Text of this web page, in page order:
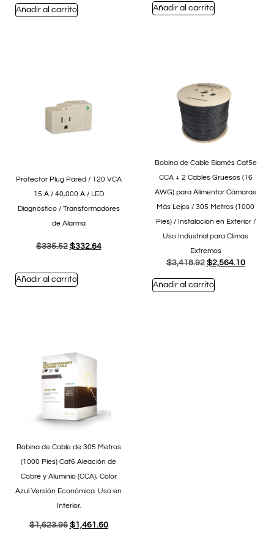
Añadir al carrito Añadir al carrito
Protector Plug Pared / 120 VCA
15 A / 40,000 A / LED
Diagnóstico / Transformadores
de Alarma
$335.52 $332.64
Añadir al carrito
Bobina de Cable Siamés Cat5e
CCA + 2 Cables Gruesos (16
AWG) para Alimentar Cámaras
Más Lejos / 305 Metros (1000
Pies) / Instalación en Exterior /
Uso Industrial para Climas
Extremos
$3,418.92 $2,564.10
Añadir al carrito
Bobina de Cable de 305 Metros
(1000 Pies) Cat6 Aleación de
Cobre y Aluminio (CCA), Color
Azul Versión Económica. Uso en
Interior.
$1,623.96 $1,461.60